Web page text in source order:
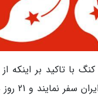
با تاکید بر